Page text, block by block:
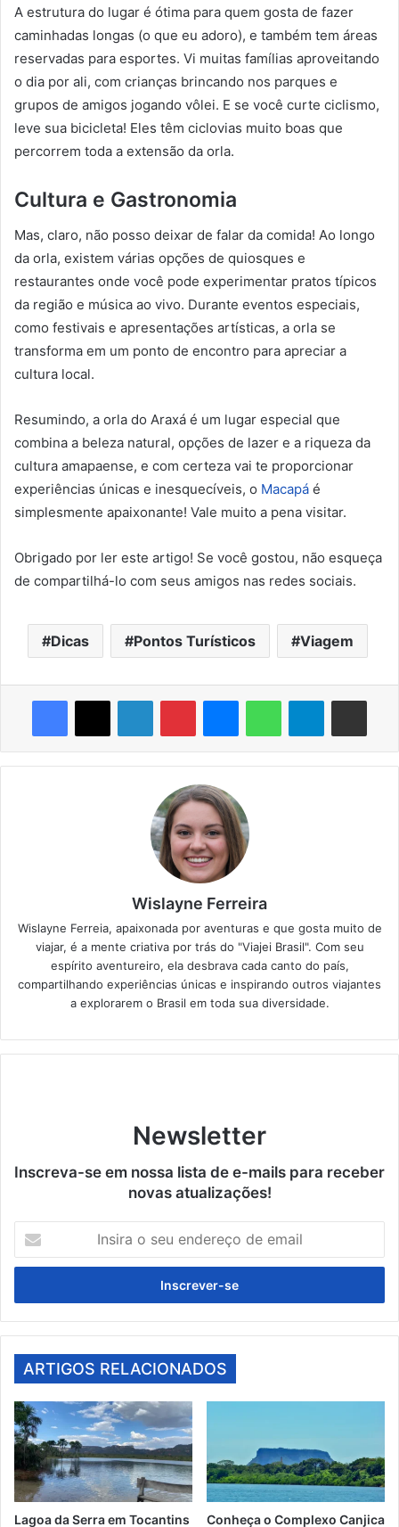
A estrutura do lugar é ótima para quem gosta de fazer
caminhadas longas (o que eu adoro), e também tem áreas
reservadas para esportes. Vi muitas famílias aproveitando
o dia por ali, com crianças brincando nos parques e
grupos de amigos jogando vôlei. E se você curte ciclismo,
leve sua bicicleta! Eles têm ciclovias muito boas que
percorrem toda a extensão da orla.
Cultura e Gastronomia
Mas, claro, não posso deixar de falar da comida! Ao longo
da orla, existem várias opções de quiosques e
restaurantes onde você pode experimentar pratos típicos
da região e música ao vivo. Durante eventos especiais,
como festivais e apresentações artísticas, a orla se
transforma em um ponto de encontro para apreciar a
cultura local.
Resumindo, a orla do Araxá é um lugar especial que
combina a beleza natural, opções de lazer e a riqueza da
cultura amapaense, e com certeza vai te proporcionar
experiências únicas e inesquecíveis, o Macapá é
simplesmente apaixonante! Vale muito a pena visitar.
Obrigado por ler este artigo! Se você gostou, não esqueça
de compartilhá-lo com seus amigos nas redes sociais.
Dicas Pontos Turísticos Viagem
Facebook
X LinkedinPinterestMessengerWhatsAppTelegramCompartilhar via e-mail
Wislayne Ferreira
Wislayne Ferreia, apaixonada por aventuras e que gosta muito de
viajar, é a mente criativa por trás do "Viajei Brasil". Com seu
espírito aventureiro, ela desbrava cada canto do país,
compartilhando experiências únicas e inspirando outros viajantes
a explorarem o Brasil em toda sua diversidade.
Newsletter
Inscreva-se em nossa lista de e-mails para receber
novas atualizações!
seu
de
email
ARTIGOS RELACIONADOS
Lagoa da Serra em Tocantins Conheça o Complexo Canjica